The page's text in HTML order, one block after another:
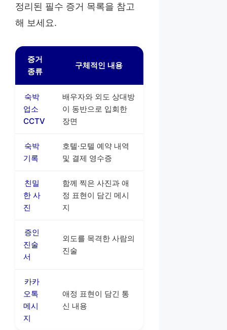
정리된 필수 증거 목록을 참고
해 보세요.
증거
종류
구체적인 내용
숙박
업소
CCTV
배우자와 외도 상대방
이 동반으로 입회한
장면
숙박
기록
호텔·모텔 예약 내역
및 결제 영수증
친밀
한 사
진
함께 찍은 사진과 애
정 표현이 담긴 메시
지
증인
진술
서
외도를 목격한 사람의
진술
카카
오톡
메시
지
애정 표현이 담긴 통
신 내용